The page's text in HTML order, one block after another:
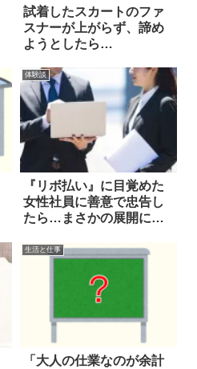
試着したスカートのファ
スナーが上がらず、諦め
ようとしたら…
体験談
『リボ払い』に目覚めた
女性社員に善意で忠告し
たら…まさかの展開に絶
生活と仕事
「大人の仕業なのが余計